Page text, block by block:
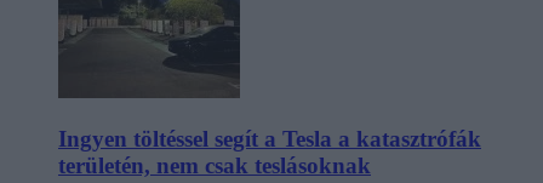
Ingyen töltéssel segít a Tesla a katasztrófák
területén, nem csak teslásoknak